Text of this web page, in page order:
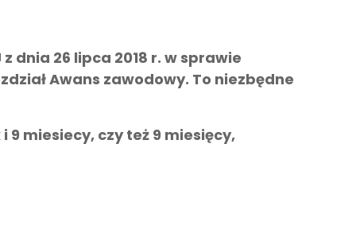
z dnia 26 lipca 2018 r. w sprawie
Awans zawodowy. To niezbędne
miesiecy, czy też 9 miesięcy,